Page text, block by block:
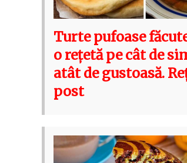
Turte pufoase
o rețetă pe cât de
atât de gustoasă.
post